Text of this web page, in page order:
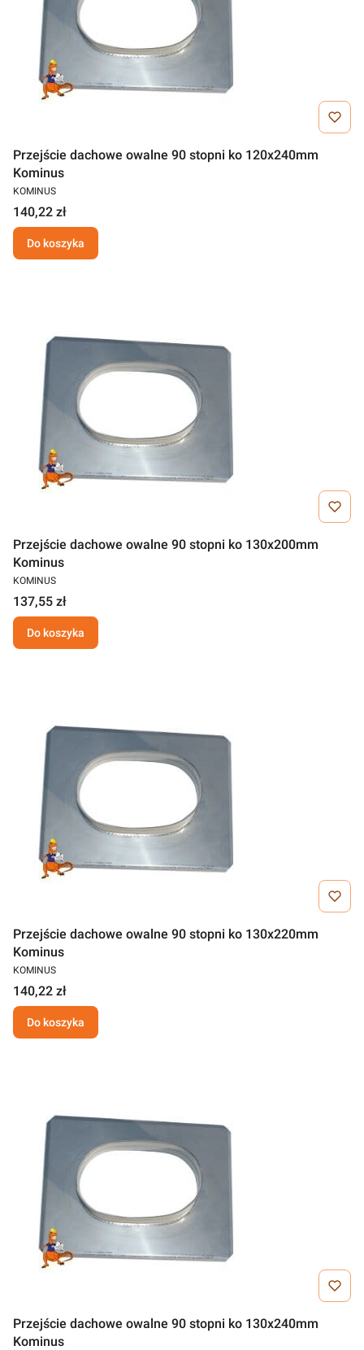
Przejście dachowe owalne 90 stopni ko 120x240mm
Kominus
KOMINUS
140,22 zł
Do koszyka
Przejście dachowe owalne 90 stopni ko 130x200mm
Kominus
KOMINUS
137,55 zł
Do koszyka
Przejście dachowe owalne 90 stopni ko 130x220mm
Kominus
KOMINUS
140,22 zł
Do koszyka
Przejście dachowe owalne 90 stopni ko 130x240mm
Kominus